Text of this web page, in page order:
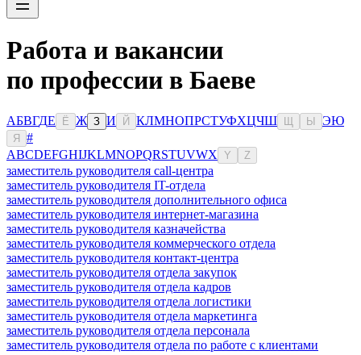
Работа и вакансии
по профессии в Баеве
АБВГДЕ Ё Ж З И Й КЛМНОПРСТУФХЦЧШ Ы ЭЮ
Я
#
ABCDEFGHIJKLMNOPQRSTUVWX Y Z
заместитель руководителя call-центра
заместитель руководителя IT-отдела
заместитель руководителя дополнительного офиса
заместитель руководителя интернет-магазина
заместитель руководителя казначейства
заместитель руководителя коммерческого отдела
заместитель руководителя контакт-центра
заместитель руководителя отдела закупок
заместитель руководителя отдела кадров
заместитель руководителя отдела логистики
заместитель руководителя отдела маркетинга
заместитель руководителя отдела персонала
заместитель руководителя отдела по работе с клиентами